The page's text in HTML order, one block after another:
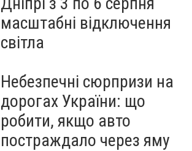
масштабні відключення
світла
Небезпечні сюрпризи на
дорогах України: що
робити, якщо авто
постраждало через яму